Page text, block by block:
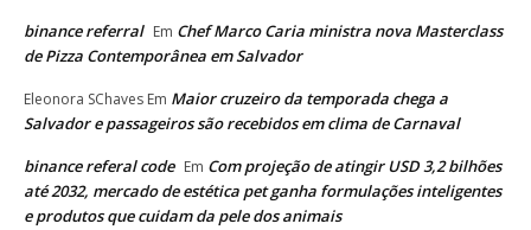
binance referral Em Chef Marco Caria ministra nova Masterclass
de Pizza Contemporânea em Salvador
Eleonora SChaves Em Maior cruzeiro da temporada chega a
Salvador e passageiros são recebidos em clima de Carnaval
binance referal code Em Com projeção de atingir USD 3,2 bilhões
até 2032, mercado de estética pet ganha formulações inteligentes
e produtos que cuidam da pele dos animais